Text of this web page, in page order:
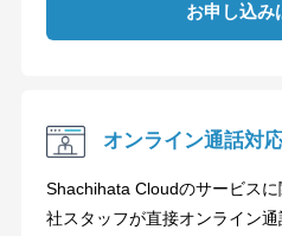
お申し込み
オンライン通話対
Shachihata Cloudのサービス
社スタッフが直接オンライン通